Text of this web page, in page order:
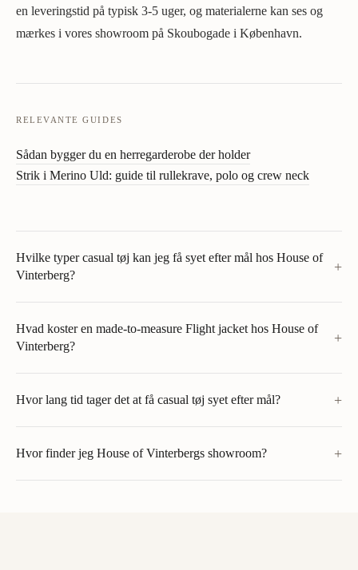
en leveringstid på typisk 3-5 uger, og materialerne kan ses og
mærkes i vores showroom på Skoubogade i København.
RELEVANTE GUIDES
Sådan bygger du en herregarderobe der holder
Strik i Merino Uld: guide til rullekrave, polo og crew neck
Hvilke typer casual tøj kan jeg få syet efter mål hos House of
Vinterberg?
+
Hvad koster en made-to-measure Flight jacket hos House of
Vinterberg?
+
Hvor lang tid tager det at få casual tøj syet efter mål? +
Hvor finder jeg House of Vinterbergs showroom? +